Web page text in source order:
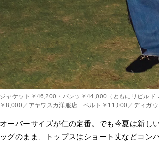
ジャケット￥46,200・パンツ￥44,000（ともにリビル
￥8,000／アヤワスカ洋服店 ベルト￥11,000／ディガウ
オーバーサイズが仁の定番。でも今夏は新し
ッグのまま、トップスはショート丈などコン